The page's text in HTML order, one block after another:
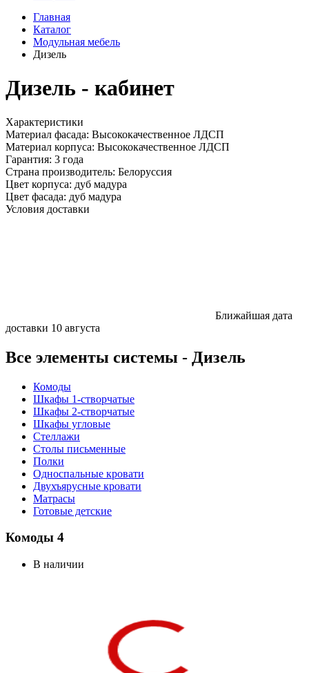
Главная
Каталог
Модульная мебель
Дизель
Дизель - кабинет
Характеристики
Материал фасада: Высококачественное ЛДСП
Материал корпуса: Высококачественное ЛДСП
Гарантия: 3 года
Страна производитель: Белоруссия
Цвет корпуса: дуб мадура
Цвет фасада: дуб мадура
Условия доставки
Ближайшая дата
доставки 10 августа
Все элементы системы - Дизель
Комоды
Шкафы 1-створчатые
Шкафы 2-створчатые
Шкафы угловые
Стеллажи
Столы письменные
Полки
Односпальные кровати
Двухъярусные кровати
Матрасы
Готовые детские
Комоды 4
В наличии